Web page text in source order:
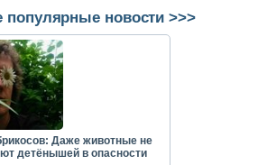
новости >>>
Даже животные не
детёнышей в опасности